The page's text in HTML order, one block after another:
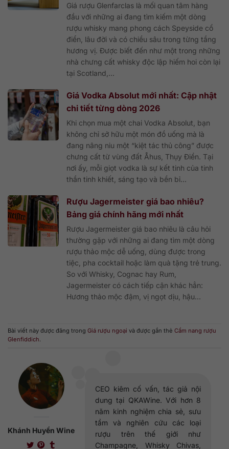
Giá rượu Glenfarclas là mối quan tâm hàng
đầu với những ai đang tìm kiếm một dòng
rượu whisky mang phong cách Speyside cổ
điển, lâu đời và có chiều sâu trong từng tầng
hương vị. Được biết đến như một trong những
nhà chưng cất whisky độc lập hiếm hoi còn lại
tại Scotland,...
Giá Vodka Absolut mới nhất: Cập nhật
chi tiết từng dòng 2026
Khi chọn mua một chai Vodka Absolut, bạn
không chỉ sở hữu một món đồ uống mà là
đang nâng niu một “kiệt tác thủ công” được
chưng cất từ vùng đất Åhus, Thụy Điển. Tại
nơi ấy, mỗi giọt vodka là sự kết tinh của tinh
thần tinh khiết, sáng tạo và bền bỉ...
Rượu Jagermeister giá bao nhiêu?
Bảng giá chính hãng mới nhất
Rượu Jagermeister giá bao nhiêu là câu hỏi
thường gặp với những ai đang tìm một dòng
rượu thảo mộc dễ uống, dùng được trong
tiệc, pha cocktail hoặc làm quà tặng trẻ trung.
So với Whisky, Cognac hay Rum,
Jagermeister có cách tiếp cận khác hẳn:
Hương thảo mộc đậm, vị ngọt dịu, hậu...
Bài viết này được đăng trong Giá rượu ngoại và được gắn thẻ Cẩm nang rượu
Glenfiddich.
Khánh Huyền Wine
CEO kiêm cố vấn, tác giả nội
dung tại QKAWine. Với hơn 8
năm kinh nghiệm chia sẻ, sưu
tầm và nghiên cứu các loại
rượu trên thế giới như
Champagne, Whisky Chivas,